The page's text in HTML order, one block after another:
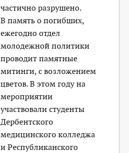
частично разрушено.
В память о погибших,
ежегодно отдел
молодежной политики
проводит памятные
митинги, с возложением
цветов. В этом году на
мероприятии
участвовали студенты
Дербентского
медицинского колледжа
и Республиканского